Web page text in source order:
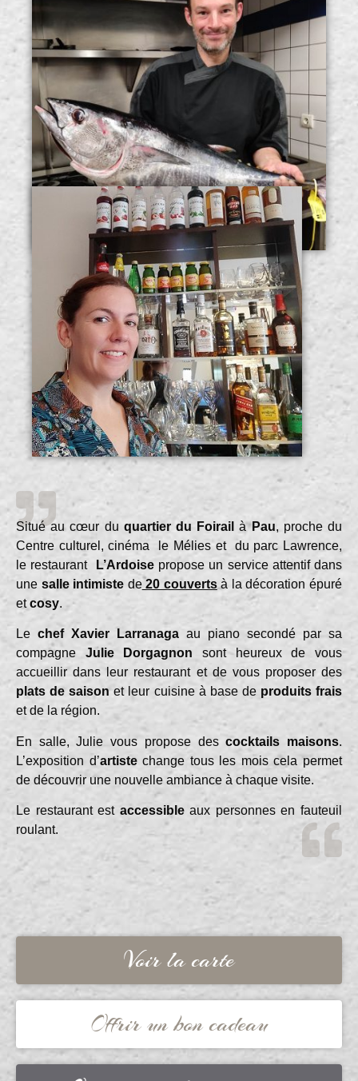
Situé au cœur du quartier du Foirail à Pau, proche du
Centre culturel, cinéma le Mélies et du parc Lawrence,
le restaurant
L’Ardoisepropose un service attentif dans
une salle intimiste de20 couvertsà la décoration épuré
etcosy.
Le chef Xavier Larranaga au piano secondé par sa
compagne Julie Dorgagnon sont heureux de vous
accueillir dans leur restaurant et de vous proposer des
plats de saisonet leur cuisine à base de produits frais
et de la région.
En salle, Julie vous propose descocktails maisons.
L’exposition d’artistechange tous les mois cela permet
de découvrir une nouvelle ambiance à chaque visite.
Le restaurant est accessibleaux personnes en fauteuil
roulant.
Voir la carte
Offrir un bon cadeau